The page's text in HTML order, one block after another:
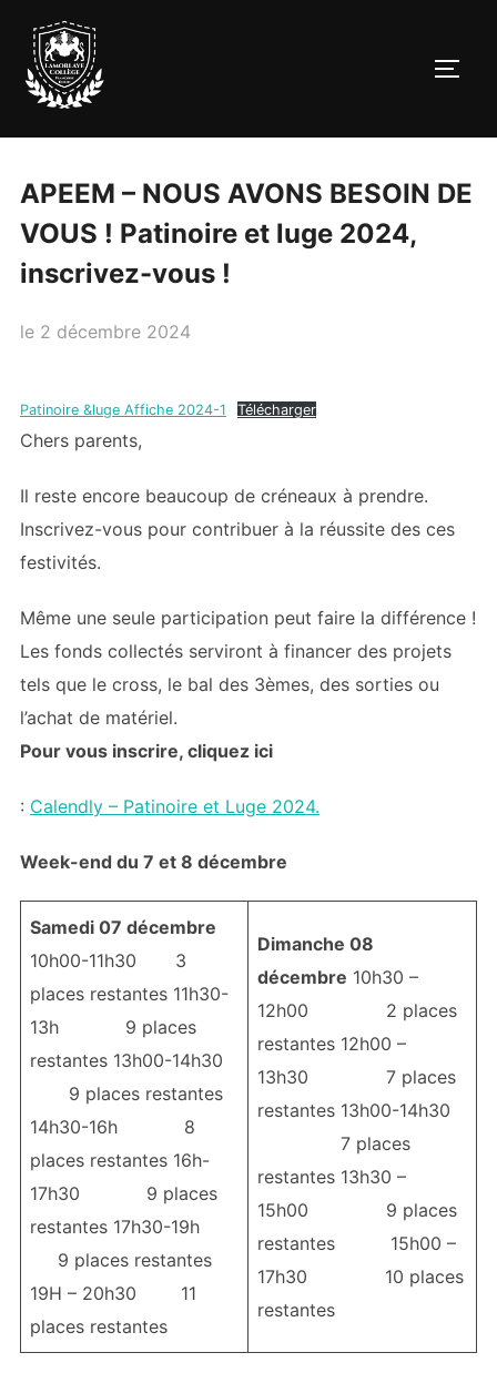
contenu
APEEM – NOUS AVONS BESOIN DE
VOUS ! Patinoire et luge 2024,
inscrivez-vous !
le Publié
2 décembre 2024
Patinoire &luge Affiche 2024-1 Télécharger
Chers parents,
Il reste encore beaucoup de créneaux à prendre.
Inscrivez-vous pour contribuer à la réussite des ces
festivités.
Même une seule participation peut faire la différence !
Les fonds collectés serviront à financer des projets
tels que le cross, le bal des 3èmes, des sorties ou
l’achat de matériel.
Pour vous inscrire, cliquez ici
: Calendly – Patinoire et Luge 2024.
Week-end du 7 et 8 décembre
Samedi 07 décembre
10h00-11h30 3
places restantes 11h30-
13h 9 places
restantes 13h00-14h30
9 places restantes
14h30-16h 8
places restantes 16h-
17h30 9 places
restantes 17h30-19h
9 places restantes
19H – 20h30 11
places restantes
Dimanche 08
décembre 10h30 –
12h00 2 places
restantes 12h00 –
13h30 7 places
restantes 13h00-14h30
7 places
restantes 13h30 –
15h00 9 places
restantes 15h00 –
17h30 10 places
restantes